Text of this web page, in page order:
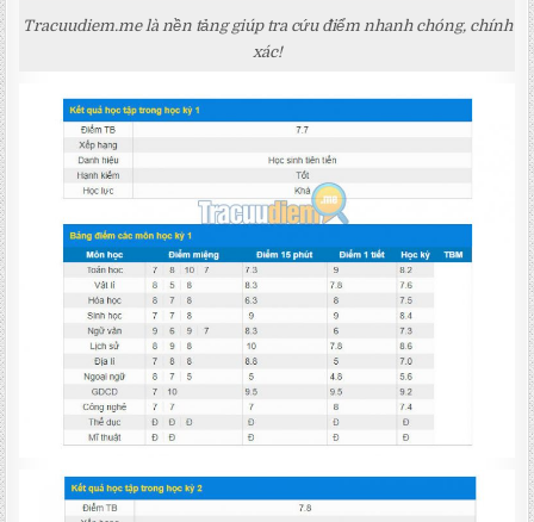
Tracuudiem.me là nền tảng giúp tra cứu điểm nhanh chóng, chính
xác!